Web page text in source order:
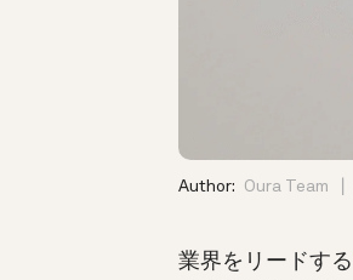
Author: Oura Team
業界をリードする